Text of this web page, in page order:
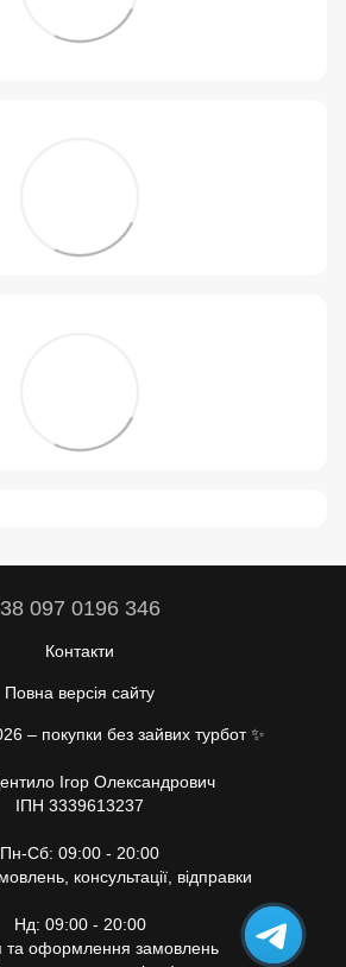
097 0196 346
Контакти
Повна версія сайту
– покупки без зайвих турбот ✨
Ігор Олександрович
ІПН 3339613237
Пн-Сб: 09:00 - 20:00
консультації, відправки
Нд: 09:00 - 20:00
та оформлення замовлень